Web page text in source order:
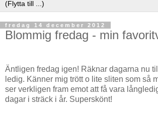
fredag 14 december 2012
Blommig fredag - min
Äntligen fredag igen! Räknar dagarna nu
ledig. Känner mig trött o lite sliten som så
ser verkligen fram emot att få vara
dagar i sträck i år. Superskönt!